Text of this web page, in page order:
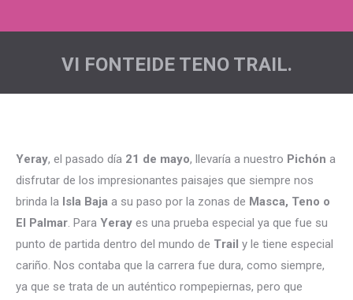
VI FONTEIDE TENO TRAIL.
Yeray, el pasado día 21 de mayo, llevaría a nuestro Pichón a
disfrutar de los impresionantes paisajes que siempre nos
brinda la Isla Baja a su paso por la zonas de Masca, Teno o
El Palmar. Para Yeray es una prueba especial ya que fue su
punto de partida dentro del mundo de Trail y le tiene especial
cariño. Nos contaba que la carrera fue dura, como siempre,
ya que se trata de un auténtico rompepiernas, pero que